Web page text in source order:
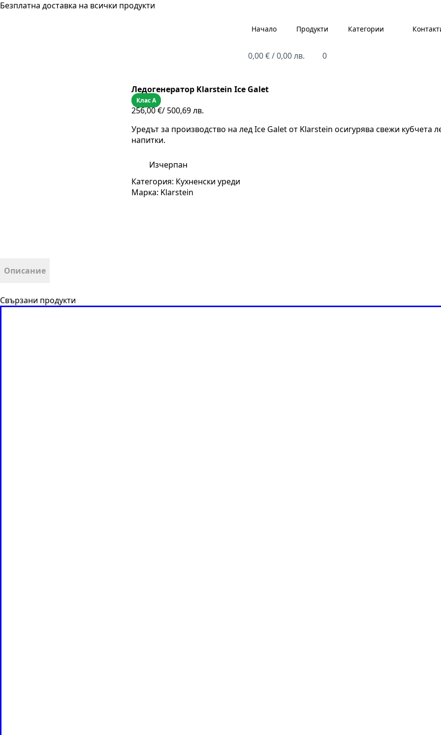
Безплатна доставка на всички продукти
Начало Продукти Категории
0,00€/ 0,00 лв. 0
Ледогенератор Klarstein Ice Galet
Клас A
256,00€/ 500,69 лв.
Уредът за производство на лед Ice Galet от Klarstein осигурява свежи кубчета
напитки.
Изчерпан
Категория: Кухненски уреди
Марка: Klarstein
Описание
Свързани продукти